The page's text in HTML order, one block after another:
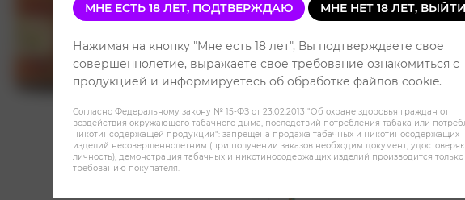
Вишневый Табак
Кокосовый Табак
МНЕ ЕСТЬ 18 ЛЕТ, ПОДТВЕРЖДАЮ МНЕ НЕТ 18 ЛЕТ, ВЫЙТИ
Нажимая на кнопку "Мне есть 18 лет", Вы подтверждаете свое
совершеннолетие, выражаете свое требование ознакомиться с
продукцией и информируетесь об обработке файлов cookie.
Согласно Федеральному закону № 15-ФЗ от 23.02.2013 "Об охране здоровья граждан от
воздействия окружающего табачного дыма, последствий потребления табака или
никотинсодержащей продукции": запрещена продажа табачных и никотиносодержащих
изделий несовершеннолетним (при получении заказов необходим документ,
личность); демонстрация табачных и никотиносодержащих изделий производится
требованию покупателя.